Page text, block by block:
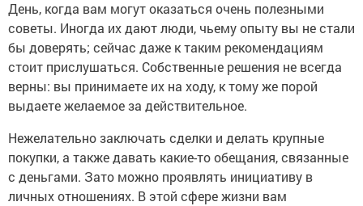
День, когда вам могут оказаться очень полезными
советы. Иногда их дают люди, чьему опыту вы не стали
бы доверять; сейчас даже к таким рекомендациям
стоит прислушаться. Собственные решения не всегда
верны: вы принимаете их на ходу, к тому же порой
выдаете желаемое за действительное.
Нежелательно заключать сделки и делать крупные
покупки, а также давать какие-то обещания, связанные
с деньгами. Зато можно проявлять инициативу в
личных отношениях. В этой сфере жизни вам